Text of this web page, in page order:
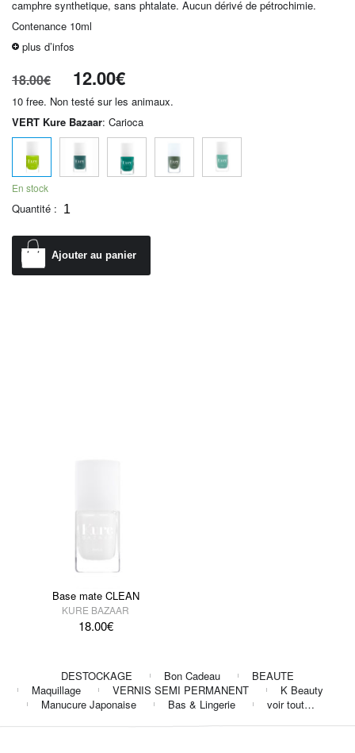
camphre synthetique, sans phtalate. Aucun dérivé de pétrochimie.
Contenance 10ml
plus d’infos
18.00€ 12.00€
10 free. Non testé sur les animaux.
VERT Kure Bazaar: Carioca
En stock
Quantité :
Ajouter au panier
Base mate CLEAN
KURE BAZAAR
18.00€
DESTOCKAGE Bon Cadeau
BEAUTE
Maquillage
VERNIS SEMI PERMANENT
K Beauty
Manucure Japonaise
Bas & Lingerie voir tout…